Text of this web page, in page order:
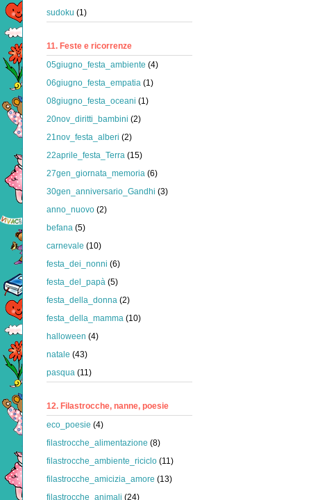
sudoku (1)
11. Feste e ricorrenze
05giugno_festa_ambiente (4)
06giugno_festa_empatia (1)
08giugno_festa_oceani (1)
20nov_diritti_bambini (2)
21nov_festa_alberi (2)
22aprile_festa_Terra (15)
27gen_giornata_memoria (6)
30gen_anniversario_Gandhi (3)
anno_nuovo (2)
befana (5)
carnevale (10)
festa_dei_nonni (6)
festa_del_papà (5)
festa_della_donna (2)
festa_della_mamma (10)
halloween (4)
natale (43)
pasqua (11)
12. Filastrocche, nanne, poesie
eco_poesie (4)
filastrocche_alimentazione (8)
filastrocche_ambiente_riciclo (11)
filastrocche_amicizia_amore (13)
filastrocche_animali (24)